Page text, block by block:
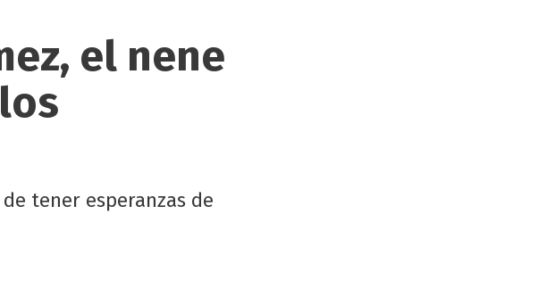
el nene
tener esperanzas de